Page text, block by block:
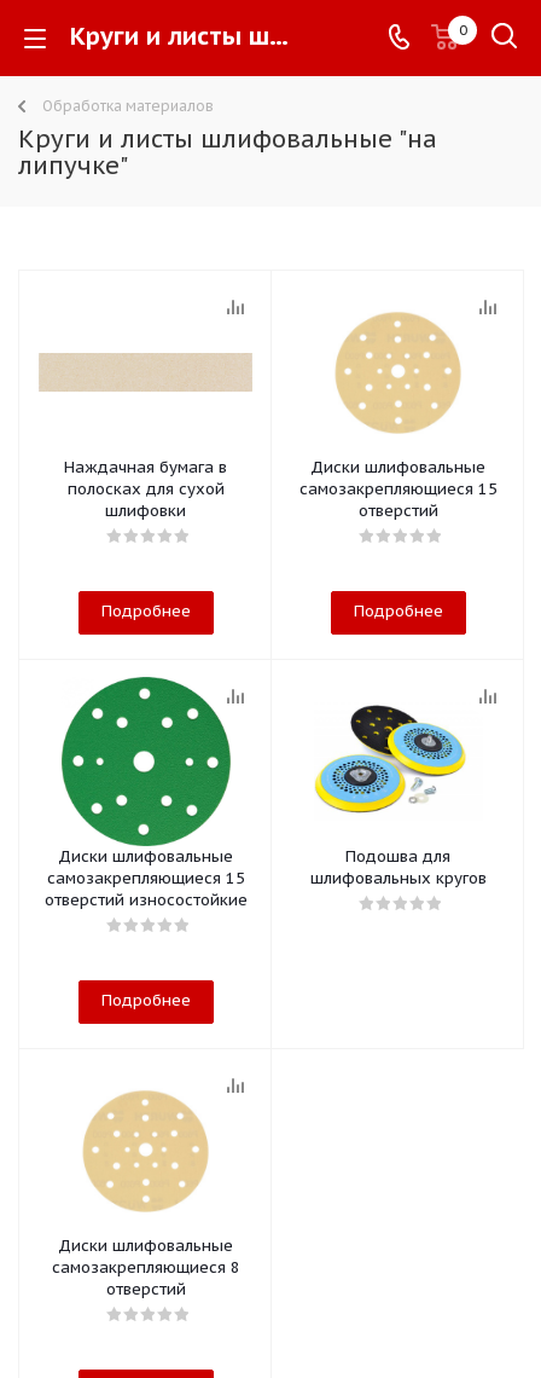
Круги и листы шлифовальные "на липучке" - 0
Обработка материалов
Круги и листы шлифовальные "на
липучке"
Наждачная бумага в
полосках для сухой
шлифовки
Подробнее
Диски шлифовальные
самозакрепляющиеся 15
отверстий
Подробнее
Диски шлифовальные
самозакрепляющиеся 15
отверстий износостойкие
Подробнее
Подошва для
шлифовальных кругов
Диски шлифовальные
самозакрепляющиеся 8
отверстий